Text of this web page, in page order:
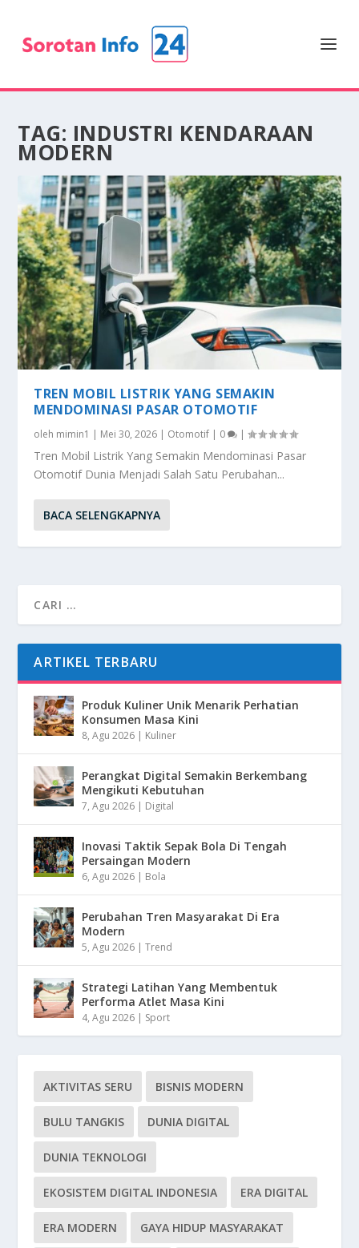
TAG: INDUSTRI KENDARAAN
MODERN
TREN MOBIL LISTRIK YANG SEMAKIN
MENDOMINASI PASAR OTOMOTIF
oleh mimin1 | Mei 30, 2026 | Otomotif | 0 |
Tren Mobil Listrik Yang Semakin Mendominasi Pasar
Otomotif Dunia Menjadi Salah Satu Perubahan...
BACA SELENGKAPNYA
ARTIKEL TERBARU
Produk Kuliner Unik Menarik Perhatian
Konsumen Masa Kini
8, Agu 2026 | Kuliner
Perangkat Digital Semakin Berkembang
Mengikuti Kebutuhan
7, Agu 2026 | Digital
Inovasi Taktik Sepak Bola Di Tengah
Persaingan Modern
6, Agu 2026 | Bola
Perubahan Tren Masyarakat Di Era
Modern
5, Agu 2026 |Trend
Strategi Latihan Yang Membentuk
Performa Atlet Masa Kini
4, Agu 2026 | Sport
AKTIVITAS SERU BISNIS MODERN
BULU TANGKIS DUNIA DIGITAL
DUNIA TEKNOLOGI
EKOSISTEM DIGITAL INDONESIA ERA DIGITAL
ERA MODERN GAYA HIDUP MASYARAKAT